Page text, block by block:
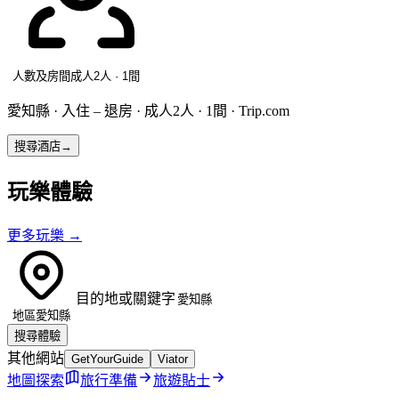
人數及房間成人2人 · 1間
愛知縣 · 入住 – 退房 · 成人2人 · 1間 · Trip.com
搜尋酒店→
玩樂體驗
更多玩樂 →
地區愛知縣
目的地或關鍵字
搜尋體驗
其他網站 GetYourGuide Viator
地圖探索 旅行準備 旅遊貼士